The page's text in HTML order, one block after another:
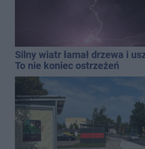
Silny wiatr łamał drzewa i
To nie koniec ostrzeżeń